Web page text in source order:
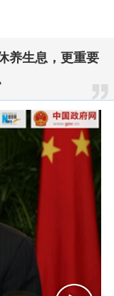
养生息，更重要